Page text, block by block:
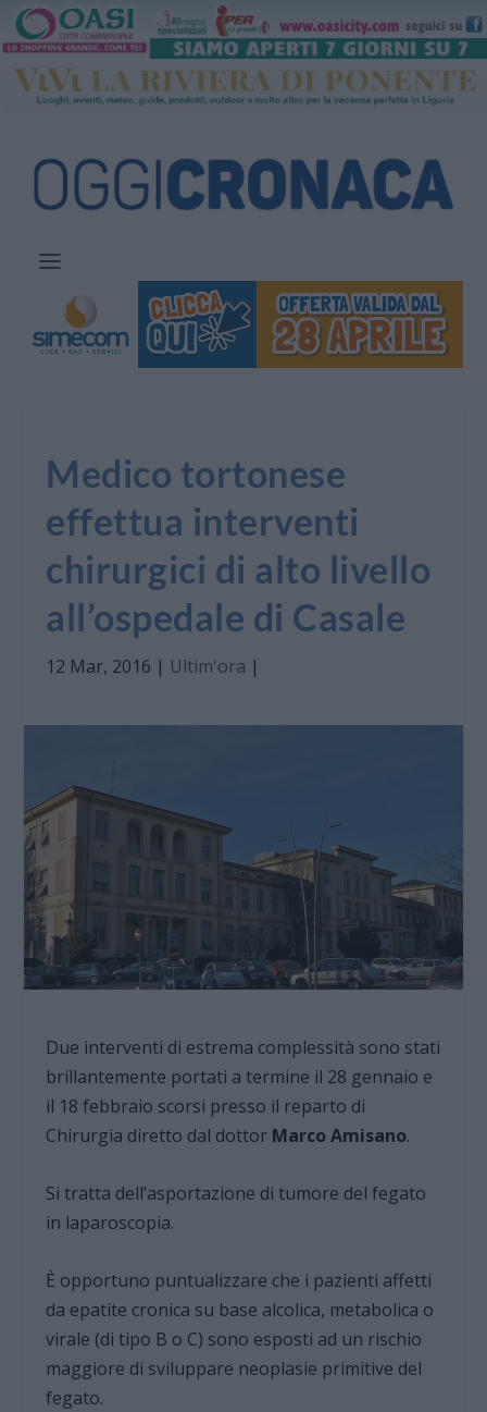
Medico tortonese
effettua interventi
chirurgici di alto livello
all’ospedale di Casale
12 Mar, 2016 | Ultim'ora |
Due interventi di estrema complessità sono stati
brillantemente portati a termine il 28 gennaio e
il 18 febbraio scorsi presso il reparto di
Chirurgia diretto dal dottor Marco Amisano.
Si tratta dell’asportazione di tumore del fegato
in laparoscopia.
È opportuno puntualizzare che i pazienti affetti
da epatite cronica su base alcolica, metabolica o
virale (di tipo B o C) sono esposti ad un rischio
maggiore di sviluppare neoplasie primitive del
fegato.